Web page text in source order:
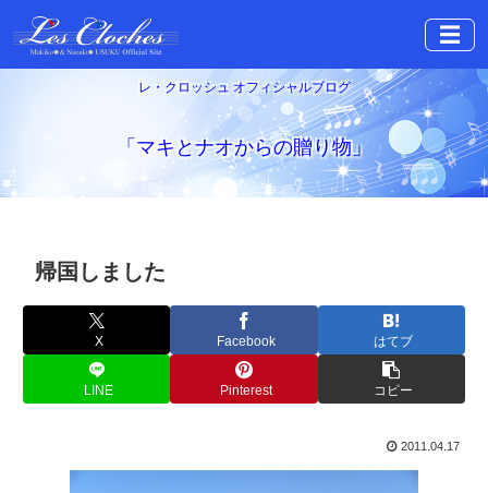
☰
レ・クロッシュ オフィシャルブログ
「マキとナオからの贈り物」
帰国しました
X Facebook はてブ
LINE Pinterest コピー
2011.04.17